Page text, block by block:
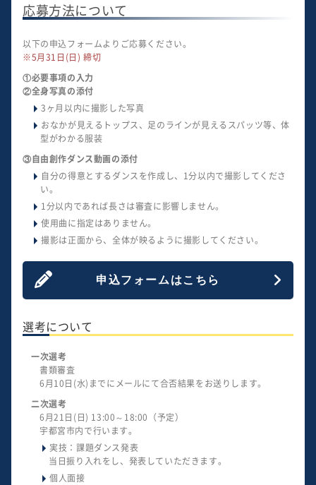
応募方法について
以下の申込フォームよりご応募ください。
※5月31日(日) 締切
①必要事項の入力
②全身写真の添付
3ヶ月以内に撮影した写真
おなかが見えるトップス、足のラインが見えるスパッツ等、体
型がわかる服装
③自由創作ダンス動画の添付
自分の得意とするダンスを作成し、1分以内で撮影してくださ
い。
1分以内であれば長さは審査に影響しません。
使用曲に指定はありません。
撮影は正面から、全体が映るように撮影してください。
申込フォームはこちら
選考について
一次選考
書類審査
6月10日(水)までにメールにて合否結果をお送りします。
二次選考
6月21日(日) 13:00～18:00（予定）
宇都宮市内で行います。
実技：課題ダンス発表
当日振り入れをし、発表していただきます。
個人面接